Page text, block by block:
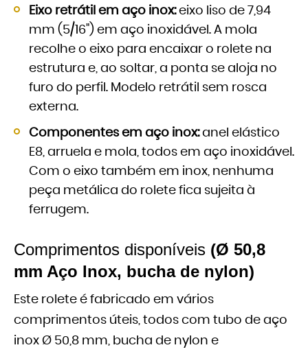
Eixo retrátil em aço inox:eixo liso de 7,94
mm (5/16") em aço inoxidável. A mola
recolhe o eixo para encaixar o rolete na
estrutura e, ao soltar, a ponta se aloja no
furo do perfil. Modelo retrátil sem rosca
externa.
Componentes em aço inox:anel elástico
E8, arruela e mola, todos em aço inoxidável.
Com o eixo também em inox, nenhuma
peça metálica do rolete fica sujeita à
ferrugem.
Comprimentos disponíveis (Ø 50,8
mm Aço Inox, bucha de nylon)
Este rolete é fabricado em vários
comprimentos úteis, todos com tubo de aço
inox Ø 50,8 mm, bucha de nylon e